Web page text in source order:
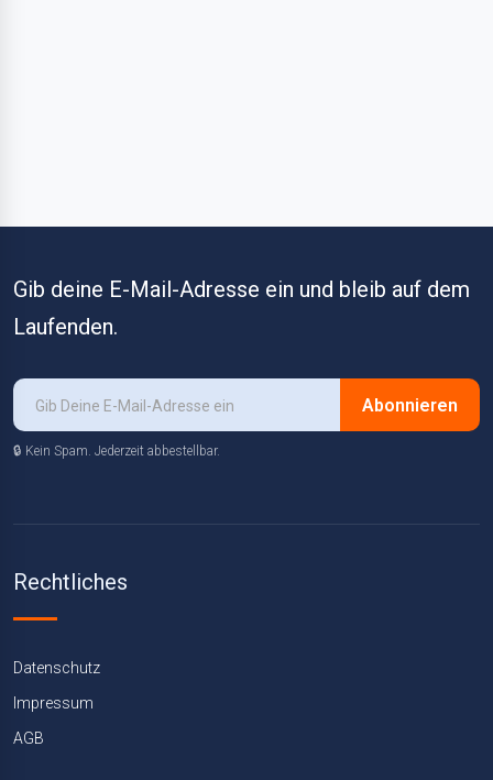
Gib deine E-Mail-Adresse ein und bleib auf dem
Laufenden.
Abonnieren
🔒 Kein Spam. Jederzeit abbestellbar.
Rechtliches
Datenschutz
Impressum
AGB